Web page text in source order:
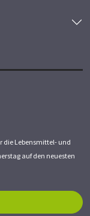
die Lebensmittel- und
auf den neuesten